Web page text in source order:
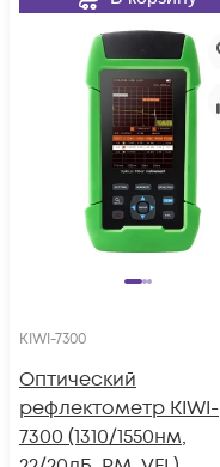
KIWI-7300
Оптический
рефлектометр KIWI-
7300 (1310/1550нм,